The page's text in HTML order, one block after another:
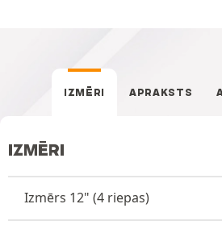
IZMĒRI APRAKSTS
IZMĒRI
Izmērs 12" (4 riepas)